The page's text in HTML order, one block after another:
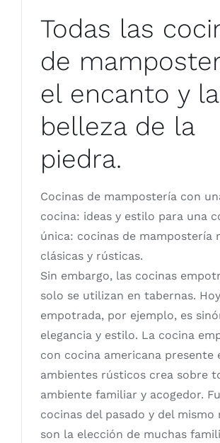
Todas las
de
el encanto y la
belleza de la
piedra.
Cocinas de mampostería con
cocina: ideas y estilo para una
única: cocinas de mampostería
clásicas y rústicas.
Sin embargo, las cocinas
solo se utilizan en tabernas.
empotrada, por ejemplo, es
elegancia y estilo. La cocina
con cocina americana presente
ambientes rústicos crea sobre
ambiente familiar y acogedor.
cocinas del pasado y del mismo
son la elección de muchas